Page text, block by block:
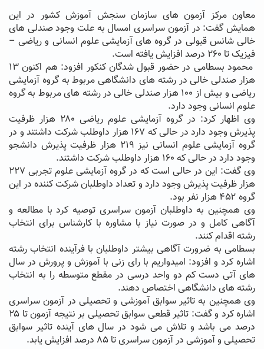
معاون مرکز آزمون های سازمان سنجش آموزش کشور در این
همایش گفت: در آزمون سراسری امسال به علت وجود صندلی های
خالی شانس قبولی در گروه های آزمایشی علوم انسانی و ریاضی –
فیزیک تا ۲۶۰ درصد افزایش یافته است.
محمود بسطامی در حضور قبول شدگان کنکور افزود: هم اکنون ۱۳
هزار صندلی خالی در رشته های دانشگاهی مربوط به گروه آزمایشی
ریاضی و بیش از ۱۰۰ هزار صندلی خالی در رشته های مربوط به گروه
علوم انسانی وجود دارد.
وی اظهار کرد: در گروه آزمایشی علوم ریاضی ۲۸۰ هزار ظرفیت
پذیرش وجود دارد در حالی که ۱۶۷ هزار داوطلب شرکت داشتند و در
گروه آزمایشی علوم انسانی نیز ۲۱۹ هزار ظرفیت پذیرش دانشجو
وجود دارد در حالی که ۱۶۰ هزار داوطلب شرکت داشتند.
وی گفت: این در حالی است که در گروه آزمایشی علوم تجربی ۲۲۷
هزار ظرفیت پذیرش وجود دارد و تعداد داوطلبان شرکت کننده در این
گروه ۴۵۲ هزار نفر بود.
وی همچنین به داوطلبان آزمون سراسری توصیه کرد با مطالعه و
آگاهی کامل و در صورت نیاز با مشاوره با کارشناس برای انتخاب
رشته اقدام کنند.
بسطامی به ضرورت آگاهی بیشتر داوطلبان با فرآینده انتخاب رشته
اشاره کرد و افزود: امیدواریم با رای زنی با آموزش و پرورش در سال
های آتی دست کم دو واحد درسی در مقطع متوسطه را به انتخاب
رشته های دانشگاهی اختصاص دهند.
وی همچنین به تاثیر سوابق آموزشی و تحصیلی در آزمون سراسری
اشاره کرد و گفت: تاثیر قطعی سوابق تحصیلی بر نتیجه آزمون تا ۲۵
درصد می باشد و تلاش می شود در سال های آینده تاثیر سوابق
تحصیلی و آموزشی در آزمون سراسری تا ۸۵ درصد افزایش یابد.